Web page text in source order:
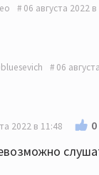
06 августа 2022
06
2022 в 11:48 0